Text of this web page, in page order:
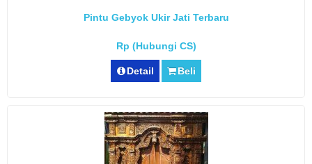
Pintu Gebyok Ukir Jati Terbaru
Rp (Hubungi CS)
Detail Beli